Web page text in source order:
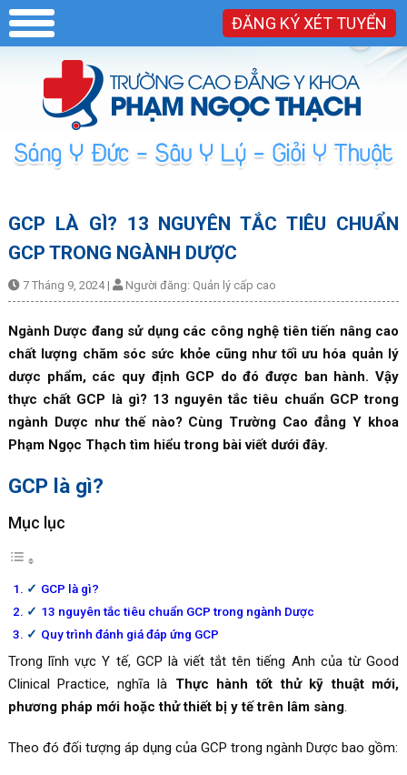
ĐĂNG KÝ XÉT TUYỂN
GCP LÀ GÌ? 13 NGUYÊN TẮC TIÊU CHUẨN
GCP TRONG NGÀNH DƯỢC
7 Tháng 9, 2024 | Người đăng: Quản lý cấp cao
Ngành Dược đang sử dụng các công nghệ tiên tiến nâng cao
chất lượng chăm sóc sức khỏe cũng như tối ưu hóa quản lý
dược phẩm, các quy định GCP do đó được ban hành. Vậy
thực chất GCP là gì? 13 nguyên tắc tiêu chuẩn GCP trong
ngành Dược như thế nào? Cùng Trường Cao đẳng Y khoa
Phạm Ngọc Thạch tìm hiểu trong bài viết dưới đây.
GCP là gì?
Mục lục
GCP là gì?
13 nguyên tắc tiêu chuẩn GCP trong ngành Dược
Quy trình đánh giá đáp ứng GCP
Trong lĩnh vực Y tế, GCP là viết tắt tên tiếng Anh của từ Good
Clinical Practice, nghĩa là Thực hành tốt thử kỹ thuật mới,
phương pháp mới hoặc thử thiết bị y tế trên lâm sàng.
Theo đó đối tượng áp dụng của GCP trong ngành Dược bao gồm: